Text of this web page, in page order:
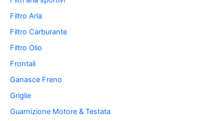
Filtro Aria
Filtro Carburante
Filtro Olio
Frontali
Ganasce Freno
Griglie
Guarnizione Motore & Testata